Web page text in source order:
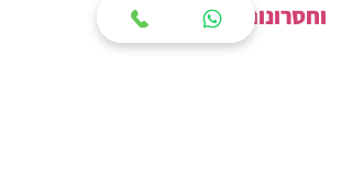
וחסרונות השיטה